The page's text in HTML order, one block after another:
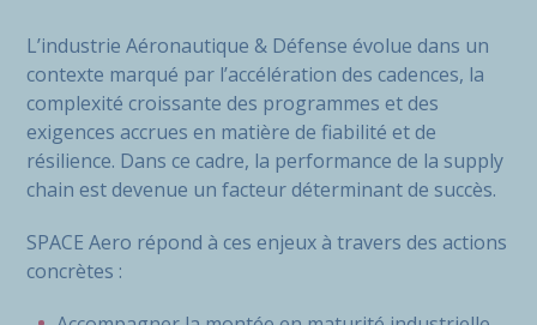
L’industrie Aéronautique & Défense évolue dans un
contexte marqué par l’accélération des cadences, la
complexité croissante des programmes et des
exigences accrues en matière de fiabilité et de
résilience. Dans ce cadre, la performance de la supply
chain est devenue un facteur déterminant de succès.
SPACE Aero répond à ces enjeux à travers des actions
concrètes :